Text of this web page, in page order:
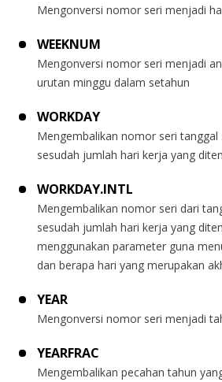
Mengonversi nomor seri menjadi
WEEKNUM
Mengonversi nomor seri menjadi
urutan minggu dalam setahun
WORKDAY
Mengembalikan nomor seri tanggal
sesudah jumlah hari kerja yang
WORKDAY.INTL
Mengembalikan nomor seri dari
sesudah jumlah hari kerja yang
menggunakan parameter guna
dan berapa hari yang merupakan
YEAR
Mengonversi nomor seri menjadi
YEARFRAC
Mengembalikan pecahan tahun